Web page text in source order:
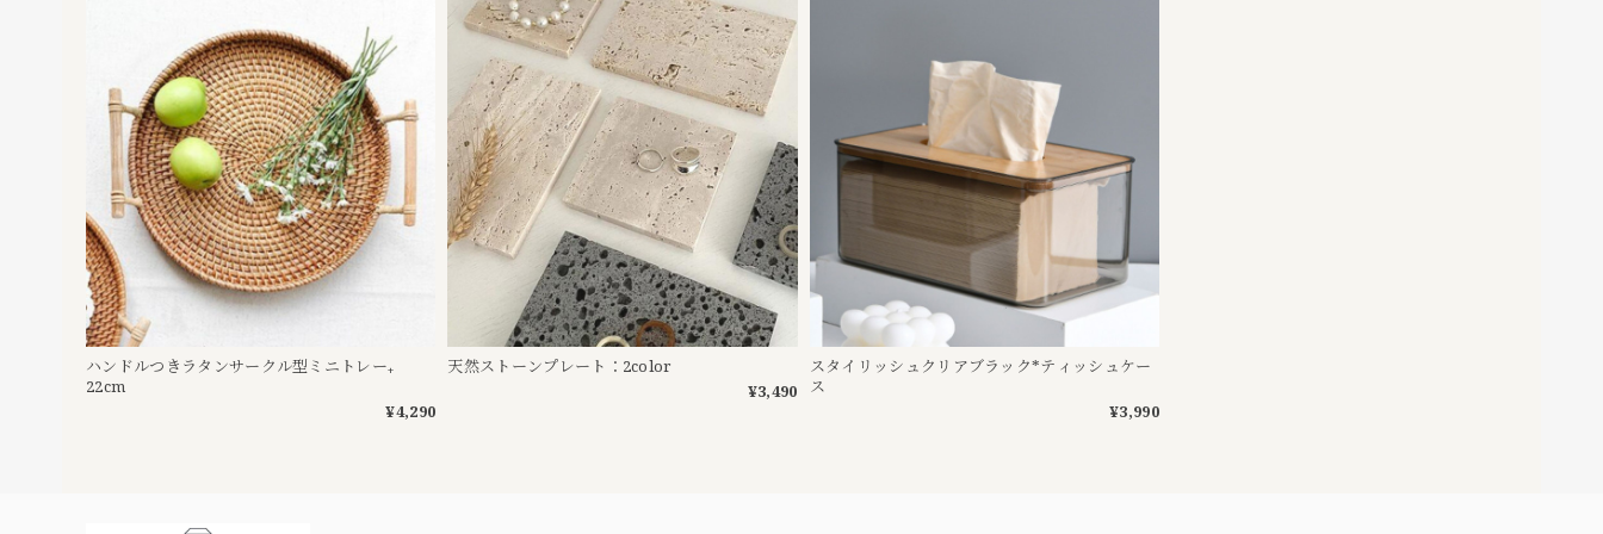
ハンドルつきラタンサークル型ミニトレー₊
22cm
¥4,290
天然ストーンプレート：2color
¥3,490
スタイリッシュクリアブラック*ティッシュケー
ス
¥3,990